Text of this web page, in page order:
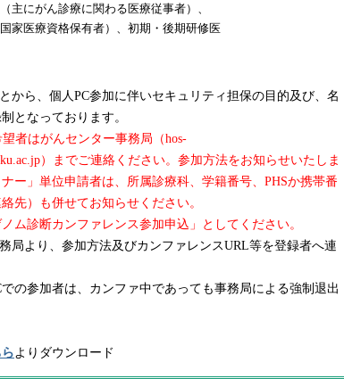
主にがん診療に関わる医療従事者）、
家医療資格保有者）、初期・後期研修医
から、個人PC参加に伴いセキュリティ担保の目的及び、名
となっております。
者はがんセンター事務局（hos-
）までご連絡ください。参加方法をお知らせいたしま
ー」単位申請者は、所属診療科、学籍番号、PHSか携帯番
先）も併せてお知らせください。
ム診断カンファレンス参加申込」としてください。
局より、参加方法及びカンファレンスURL等を登録者へ連
の参加者は、カンファ中であっても事務局による強制退出
よりダウンロード